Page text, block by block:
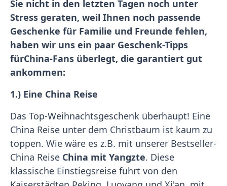
Sie nicht in den letzten Tagen noch unter
Stress geraten, weil Ihnen noch passende
Geschenke für Familie und Freunde fehlen,
haben wir uns ein paar Geschenk-Tipps
fürChina-Fans überlegt, die garantiert gut
ankommen:
1.) Eine China Reise
Das Top-Weihnachtsgeschenk überhaupt! Eine
China Reise unter dem Christbaum ist kaum zu
toppen. Wie wäre es z.B. mit unserer Bestseller-
China Reise China mit Yangzte. Diese
klassische Einstiegsreise führt von den